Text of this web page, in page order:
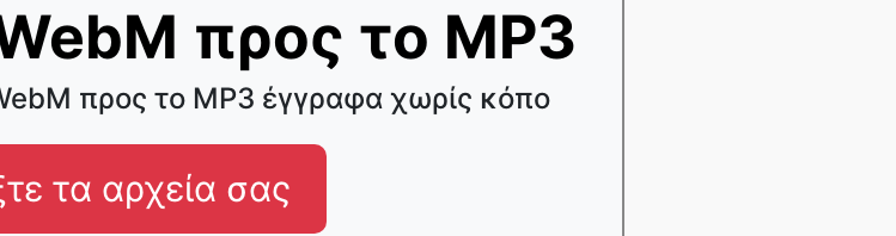
προς το MP3
προς το MP3 έγγραφα χωρίς κόπο
τα αρχεία σας